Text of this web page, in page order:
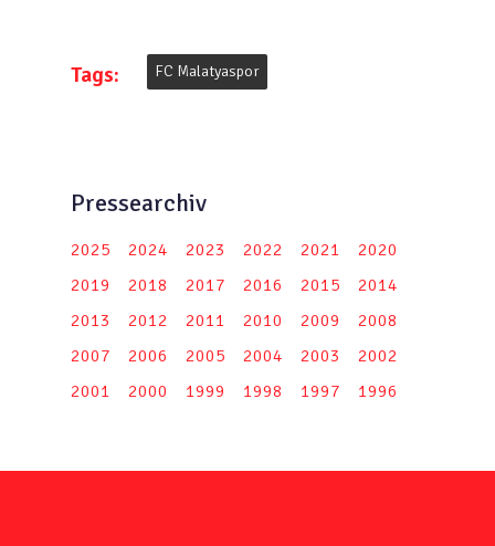
Tags: FC Malatyaspor
Pressearchiv
2025 2024 2023 2022 2021
2020
2019
2018 2017 2016 2015
2014
2013
2012 2011 2010 2009
2008
2007
2006 2005 2004 2003
2002
2001
2000 1999 1998 1997 1996